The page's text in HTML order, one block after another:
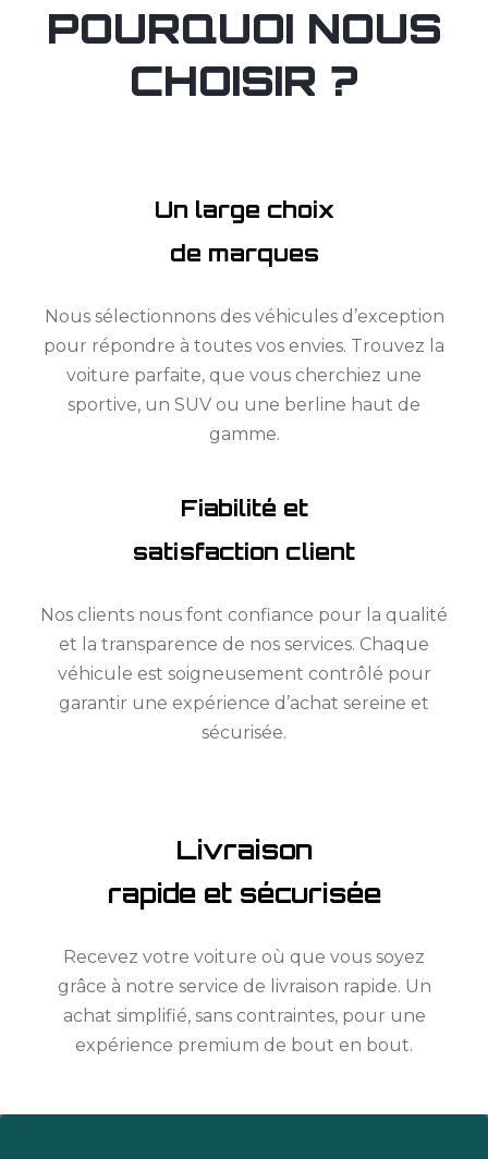
POURQUOI NOUS
CHOISIR ?
Un large choix
de marques
Nous sélectionnons des véhicules d’exception
pour répondre à toutes vos envies. Trouvez la
voiture parfaite, que vous cherchiez une
sportive, un SUV ou une berline haut de
gamme.
Fiabilité et
satisfaction client
Nos clients nous font confiance pour la qualité
et la transparence de nos services. Chaque
véhicule est soigneusement contrôlé pour
garantir une expérience d’achat sereine et
sécurisée.
Livraison
rapide et sécurisée
Recevez votre voiture où que vous soyez
grâce à notre service de livraison rapide. Un
achat simplifié, sans contraintes, pour une
expérience premium de bout en bout.